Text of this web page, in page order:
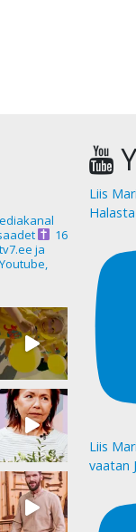
16
ja
Youtube,
Liis
Halasta
Liis
vaatan